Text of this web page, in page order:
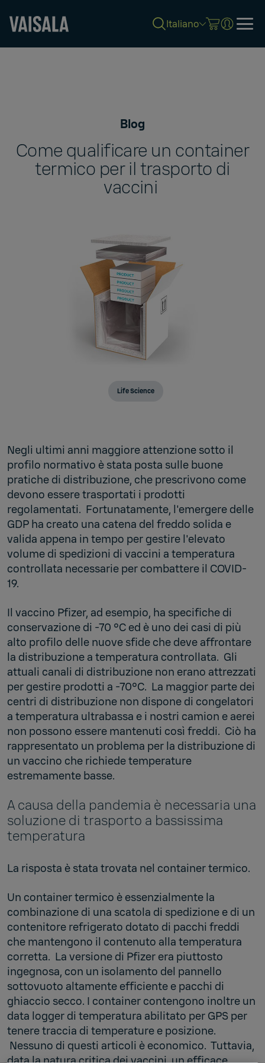
Italiano
Blog
Come qualificare un container
termico per il trasporto di
vaccini
Life Science
Negli ultimi anni maggiore attenzione sotto il
profilo normativo è stata posta sulle buone
pratiche di distribuzione, che prescrivono come
devono essere trasportati i prodotti
regolamentati. Fortunatamente, l'emergere delle
GDP ha creato una catena del freddo solida e
valida appena in tempo per gestire l'elevato
volume di spedizioni di vaccini a temperatura
controllata necessarie per combattere il COVID-
19.
Il vaccino Pfizer, ad esempio, ha specifiche di
conservazione di -70 °C ed è uno dei casi di più
alto profilo delle nuove sfide che deve affrontare
la distribuzione a temperatura controllata. Gli
attuali canali di distribuzione non erano attrezzati
per gestire prodotti a -70°C. La maggior parte dei
centri di distribuzione non dispone di congelatori
a temperatura ultrabassa e i nostri camion e aerei
non possono essere mantenuti così freddi. Ciò ha
rappresentato un problema per la distribuzione di
un vaccino che richiede temperature
estremamente basse.
A causa della pandemia è necessaria una
soluzione di trasporto a bassissima
temperatura
La risposta è stata trovata nel container termico.
Un container termico è essenzialmente la
combinazione di una scatola di spedizione e di un
contenitore refrigerato dotato di pacchi freddi
che mantengono il contenuto alla temperatura
corretta. La versione di Pfizer era piuttosto
ingegnosa, con un isolamento del pannello
sottovuoto altamente efficiente e pacchi di
ghiaccio secco. I container contengono inoltre un
data logger di temperatura abilitato per GPS per
tenere traccia di temperature e posizione.
Nessuno di questi articoli è economico. Tuttavia,